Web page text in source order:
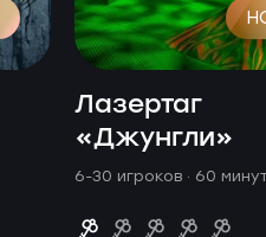
Лазертаг
«Джунгли»
6-30 игроков · 60